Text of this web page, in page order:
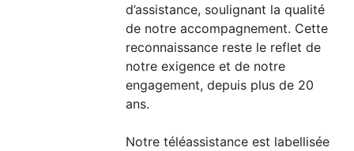
d’assistance, soulignant la qualité
de notre accompagnement. Cette
reconnaissance reste le reflet de
notre exigence et de notre
engagement, depuis plus de 20
ans.
Notre téléassistance est labellisée